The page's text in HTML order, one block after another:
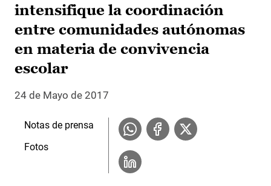
intensifique la coordinación
entre comunidades autónomas
en materia de convivencia
escolar
24 de Mayo de 2017
Notas de prensa
Fotos